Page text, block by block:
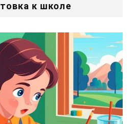
к школе